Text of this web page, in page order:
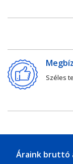
Széles
Áraink bruttó